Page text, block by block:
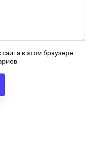
в этом браузере